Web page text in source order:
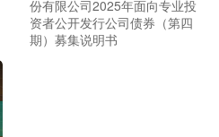
份有限公司2025年面向专业投
资者公开发行公司债券（第四
期）募集说明书